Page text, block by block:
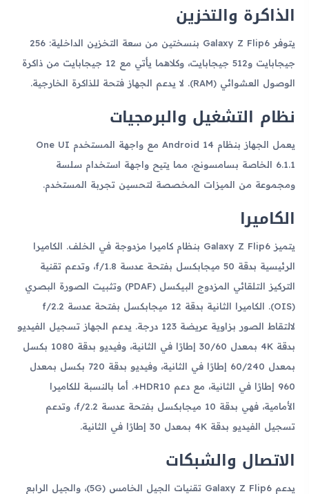
الذاكرة والتخزين
يتوفر Galaxy Z Flip6 بنسختين من سعة التخزين الداخلية: 256
جيجابايت و512 جيجابايت، وكلاهما يأتي مع 12 جيجابايت من ذاكرة
الوصول العشوائي (RAM). لا يدعم الجهاز فتحة للذاكرة الخارجية.
نظام التشغيل والبرمجيات
يعمل الجهاز بنظام Android 14 مع واجهة المستخدم One UI
6.1.1 الخاصة بسامسونج، مما يتيح واجهة استخدام سلسة
ومجموعة من الميزات المخصصة لتحسين تجربة المستخدم.
الكاميرا
يتميز Galaxy Z Flip6 بنظام كاميرا مزدوجة في الخلف. الكاميرا
الرئيسية بدقة 50 ميجابكسل بفتحة عدسة f/1.8، وتدعم تقنية
التركيز التلقائي المزدوج البيكسل (PDAF) وتثبيت الصورة البصري
(OIS). الكاميرا الثانية بدقة 12 ميجابكسل بفتحة عدسة f/2.2
لالتقاط الصور بزاوية عريضة 123 درجة. يدعم الجهاز تسجيل الفيديو
بدقة 4K بمعدل 30/60 إطارًا في الثانية، وفيديو بدقة 1080 بكسل
بمعدل 60/240 إطارًا في الثانية، وفيديو بدقة 720 بكسل بمعدل
960 إطارًا في الثانية، مع دعم HDR10+. أما بالنسبة للكاميرا
الأمامية، فهي بدقة 10 ميجابكسل بفتحة عدسة f/2.2، وتدعم
تسجيل الفيديو بدقة 4K بمعدل 30 إطارًا في الثانية.
الاتصال والشبكات
يدعم Galaxy Z Flip6 تقنيات الجيل الخامس (5G)، والجيل الرابع